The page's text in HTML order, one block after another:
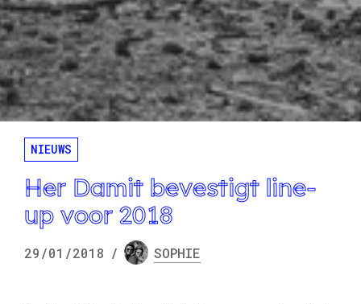
NIEUWS
Her Damit bevestigt line-
up voor 2018
29/01/2018 / SOPHIE